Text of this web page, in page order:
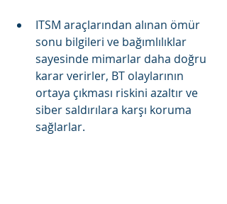
ITSM araçlarından alınan ömür
sonu bilgileri ve bağımlılıklar
sayesinde mimarlar daha doğru
karar verirler, BT olaylarının
ortaya çıkması riskini azaltır ve
siber saldırılara karşı koruma
sağlarlar.